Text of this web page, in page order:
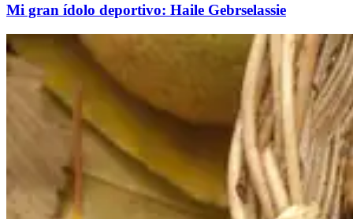
Mi gran ídolo deportivo: Haile Gebrselassie